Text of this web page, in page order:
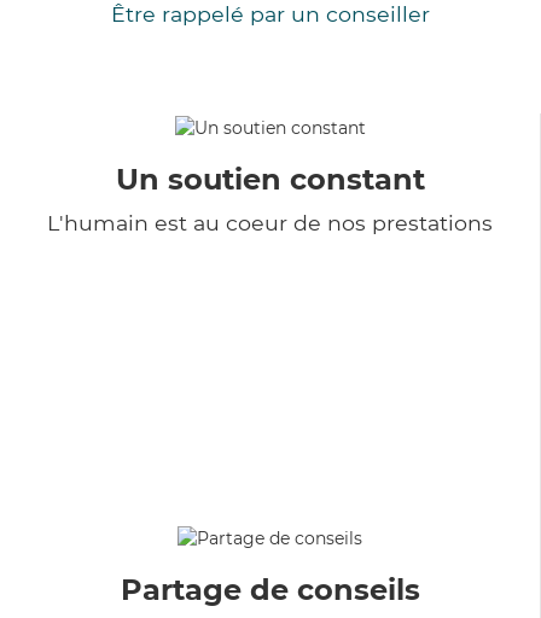
Être rappelé par un conseiller
Un soutien constant
L'humain est au coeur de nos prestations
Partage de conseils